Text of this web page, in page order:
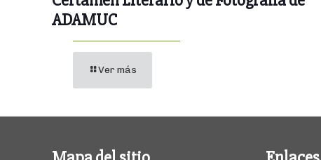
ADAMUC
Ver más